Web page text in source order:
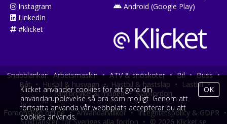
Instagram
LinkedIn
#klicket
Android (Google Play)
Snabblänkar: Arbetsmaskin • ATV & snöskoter • Bil • Buss •
Båt • Husbil & husvagn • Hästbil & hästsläp • Lastbil •
Motorcykel & moped • Släpfordon
Fordonsköp online • Användarvillkor • Integritetspolicy & GDPR •
Söktjänsten för Sveriges alla fordon • © 2026 Klicket.se
Klicket använder cookies för att göra din
användarupplevelse så bra som möjligt. Genom att
fortsätta använda vår webbplats accepterar du att
cookies används.
OK